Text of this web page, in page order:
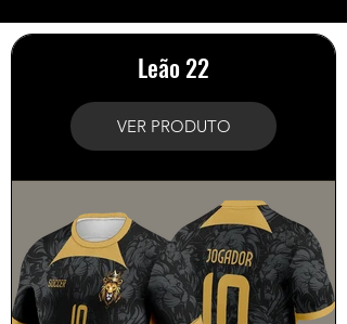
Leão 22
VER PRODUTO